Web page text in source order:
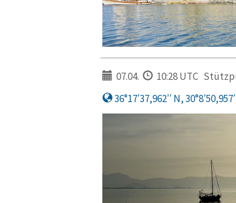
07.04. 10:28 UTC
36°17′37,962′′ N,